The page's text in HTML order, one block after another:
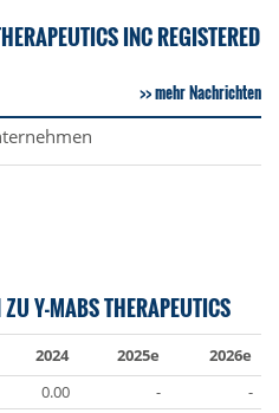
INC REGISTERED
mehr Nachrichten
Y-MABS THERAPEUTICS
2024 2025e
2026e
0.00 -
-